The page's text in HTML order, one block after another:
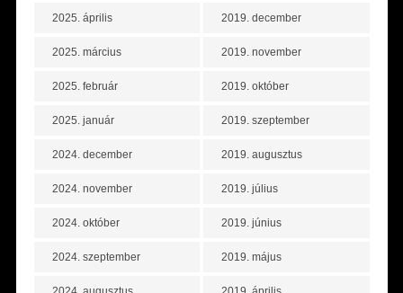
2025. április
2025. március
2025. február
2025. január
2024. december
2024. november
2024. október
2024. szeptember
2019. december
2019. november
2019. október
2019. szeptember
2019. augusztus
2019. július
2019. június
2019. május